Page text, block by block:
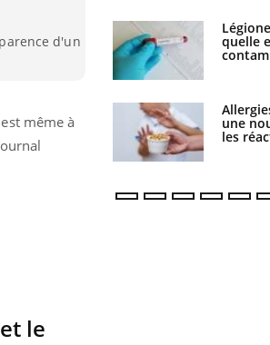
d'un
même à
le
l’origine de la
?
arme contre
sévères
Bilan
les
TDAH :
États-